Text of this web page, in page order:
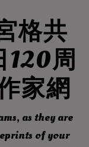
格共
120周
家網
as they are
of your